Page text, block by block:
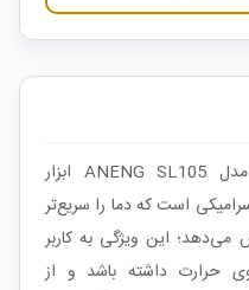
هویه سرامیکی حرفه‌ای دیمردار مدل ANENG SL105 ابزار
است که دما را سریع‌تر
می‌دهد؛ این ویژگی به کاربر
حرارت داشته باشد و از